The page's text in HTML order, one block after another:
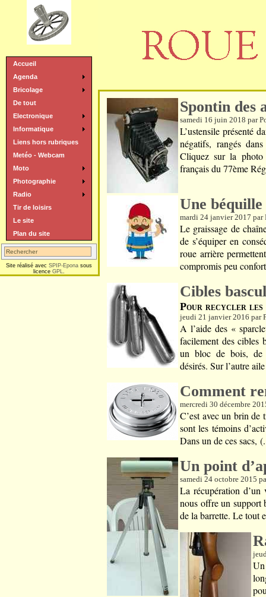
Spontin des
samedi 16 juin 2018 par
L’ustensile présenté
négatifs, rangés
Cliquez sur la photo
français du 77ème
Une
mardi 24 janvier 2017 par
Le graissage de
de s’équiper en
roue arrière
compromis peu
Cibles
Pour recycler les
jeudi 21 janvier 2016 par
A l’aide des «
facilement des cibles
un bloc de bois, de
désirés. Sur l’autre
Comment
mercredi 30 décembre
C’est avec un brin de
sont les témoins
Dans un de ces sacs,
Un point
samedi 24 octobre 2015
La récupération
nous offre un support
de la barrette. Le tout
Accueil
Agenda
Bricolage
De tout
Electronique
Informatique
Liens hors rubriques
Metéo - Webcam
Moto
Photographie
Radio
Tir de loisirs
Le site
Plan du site
Site réalisé avec SPIP-Epona sous
licence GPL.